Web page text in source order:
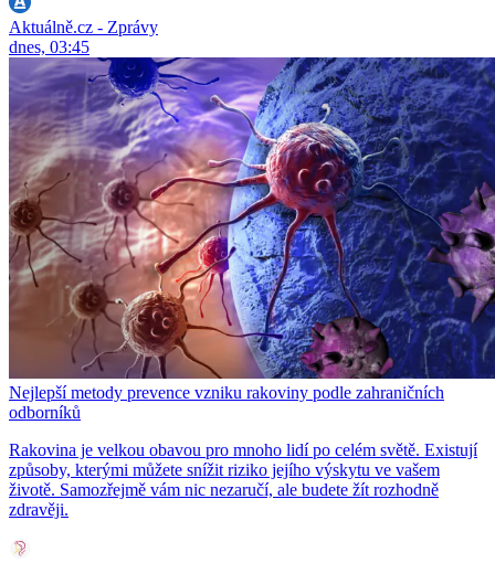
Aktuálně.cz - Zprávy
dnes, 03:45
Nejlepší metody prevence vzniku rakoviny podle zahraničních
odborníků
Rakovina je velkou obavou pro mnoho lidí po celém světě. Existují
způsoby, kterými můžete snížit riziko jejího výskytu ve vašem
životě. Samozřejmě vám nic nezaručí, ale budete žít rozhodně
zdravěji.